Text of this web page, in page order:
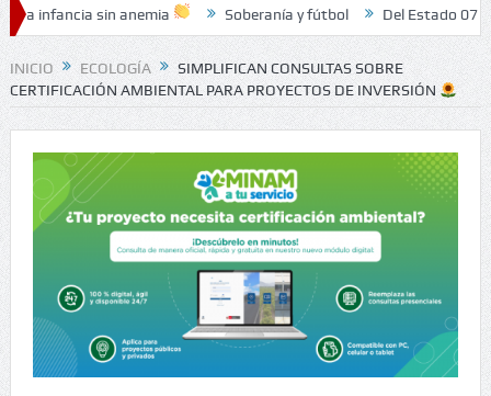
sin anemia Soberanía y fútbol Del Estado 07.08.2026
INICIO ECOLOGÍA
SIMPLIFICAN CONSULTAS SOBRE
CERTIFICACIÓN AMBIENTAL PARA PROYECTOS DE INVERSIÓN